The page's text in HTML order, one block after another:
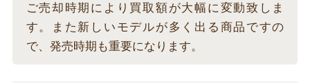
ご売却時期により買取額が大幅に変動致しま
す。また新しいモデルが多く出る商品ですの
で、発売時期も重要になります。